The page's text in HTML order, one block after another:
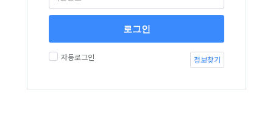
로그인
자동로그인 정보찾기